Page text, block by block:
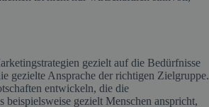
gezielt auf die Bedürfnisse
gezielte Ansprache der richtigen Zielgruppe.
entwickeln, die die
gezielt Menschen anspricht,